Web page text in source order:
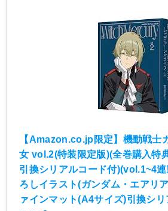
【Amazon.co.jp限定】機動戦士
女 vol.2(特装限定版)(全巻購入特
引換シリアルコード付)(vol.1~4
ろしイラスト(ガンダム・エアリ
ァインマット(A4サイズ)引換シリ